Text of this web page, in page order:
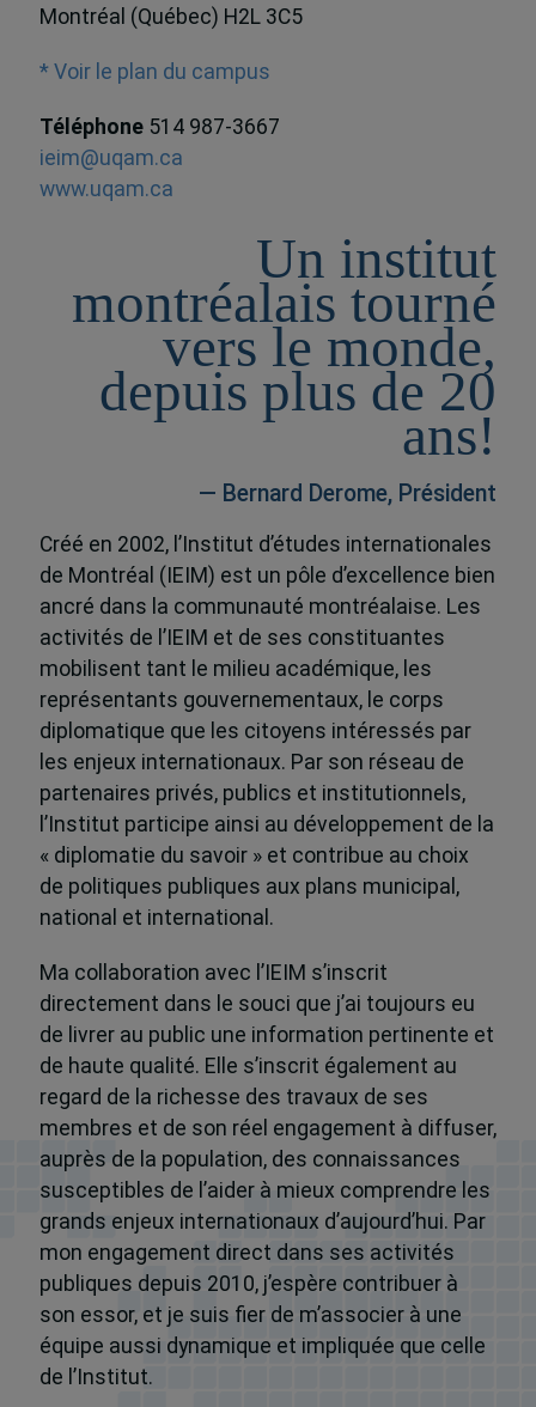
Montréal (Québec) H2L 3C5
* Voir le plan du campus
Téléphone 514 987-3667
ieim@uqam.ca
www.uqam.ca
Un institut
montréalais tourné
vers le monde,
depuis plus de 20
ans!
— Bernard Derome, Président
Créé en 2002, l’Institut d’études internationales
de Montréal (IEIM) est un pôle d’excellence bien
ancré dans la communauté montréalaise. Les
activités de l’IEIM et de ses constituantes
mobilisent tant le milieu académique, les
représentants gouvernementaux, le corps
diplomatique que les citoyens intéressés par
les enjeux internationaux. Par son réseau de
partenaires privés, publics et institutionnels,
l’Institut participe ainsi au développement de la
« diplomatie du savoir » et contribue au choix
de politiques publiques aux plans municipal,
national et international.
Ma collaboration avec l’IEIM s’inscrit
directement dans le souci que j’ai toujours eu
de livrer au public une information pertinente et
de haute qualité. Elle s’inscrit également au
regard de la richesse des travaux de ses
membres et de son réel engagement à diffuser,
auprès de la population, des connaissances
susceptibles de l’aider à mieux comprendre les
grands enjeux internationaux d’aujourd’hui. Par
mon engagement direct dans ses activités
publiques depuis 2010, j’espère contribuer à
son essor, et je suis fier de m’associer à une
équipe aussi dynamique et impliquée que celle
de l’Institut.